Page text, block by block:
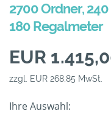
2700 Ordner,
180 Regalmeter
EUR
zzgl. EUR 268,85 MwSt.
Ihre Auswahl: